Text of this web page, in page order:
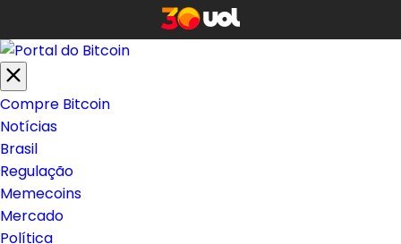
Compre Bitcoin
Notícias
Brasil
Regulação
Memecoins
Mercado
Política